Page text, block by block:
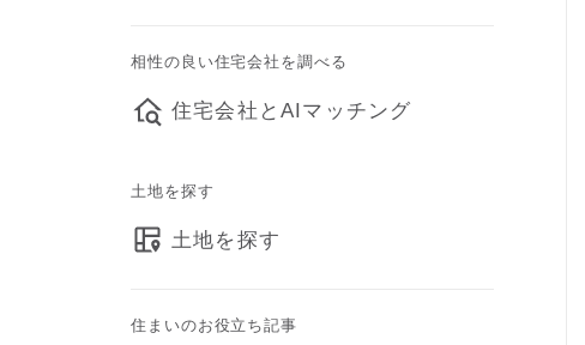
相性の良い住宅会社を調べる
住宅会社とAIマッチング
土地を探す
土地を探す
住まいのお役立ち記事